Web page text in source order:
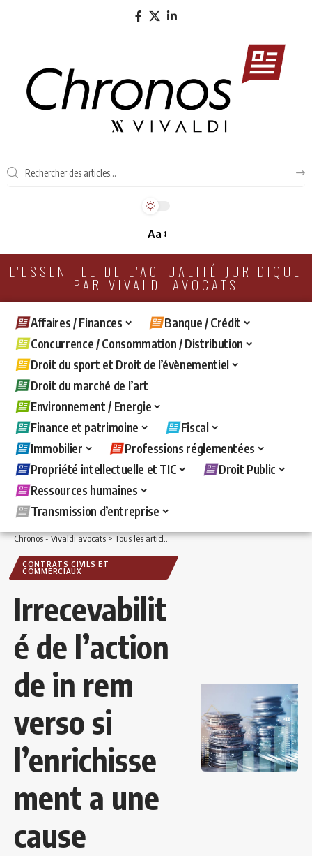
Aa
L'ESSENTIEL DE L'ACTUALITÉ JURIDIQUE
PAR VIVALDI AVOCATS
Affaires / Finances
Banque / Crédit
Concurrence / Consommation / Distribution
Droit du sport et Droit de l’évènementiel
Droit du marché de l’art
Environnement / Energie
Finance et patrimoine
Fiscal
Immobilier
Professions réglementées
Propriété intellectuelle et TIC
Droit Public
Ressources humaines
Transmission d’entreprise
Chronos - Vivaldi avocats>Tous les articles >Affaires / Finances>Contrats civils
CONTRATS CIVILS ET
COMMERCIAUX
Irrecevabilit
é de l’action
de in rem
verso si
l’enrichisse
ment a une
cause